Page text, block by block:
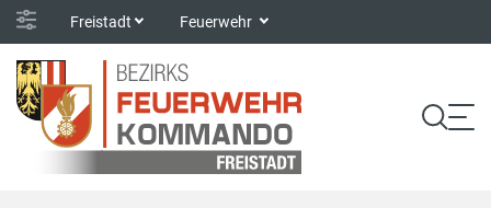
Freistadt Feuerwehr